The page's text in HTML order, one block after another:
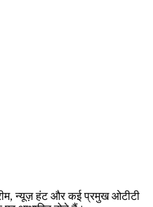
न्यूज़ हंट और कई प्रमुख ओटीटी